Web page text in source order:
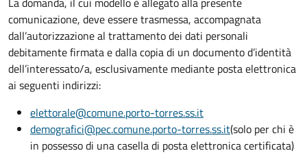
comunicazione, deve essere trasmessa, accompagnata
dall’autorizzazione al trattamento dei dati personali
debitamente firmata e dalla copia di un documento d’identità
dell’interessato/a, esclusivamente mediante posta elettronica
ai seguenti indirizzi:
elettorale@comune.porto-torres.ss.it
demografici@pec.comune.porto-torres.ss.it(solo per chi è
in possesso di una casella di posta elettronica certificata)